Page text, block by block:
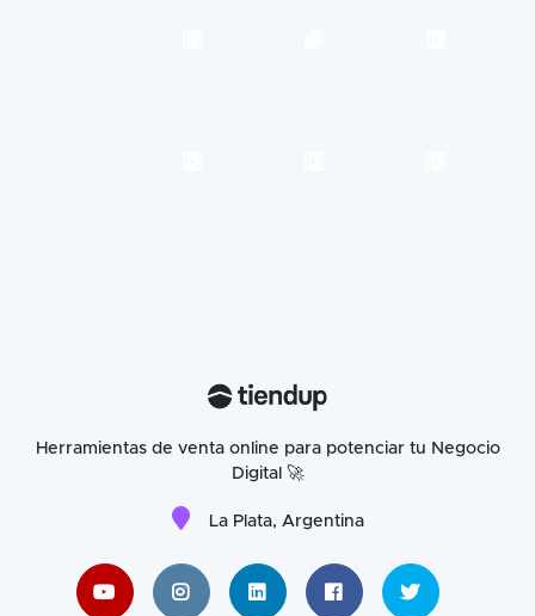
Herramientas de venta online para potenciar tu Negocio
Digital 🚀
La Plata, Argentina